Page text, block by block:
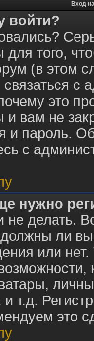
Вход
войти?
для того,
(в этом
с
это
и вам не
и пароль.
с
нужно
делать.
ли вы
или
и т.д.
это